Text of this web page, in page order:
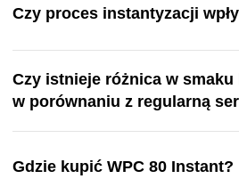
Czy proces instantyzacji
Czy istnieje różnica w
w porównaniu z regularną
Gdzie kupić WPC 80 Instant?